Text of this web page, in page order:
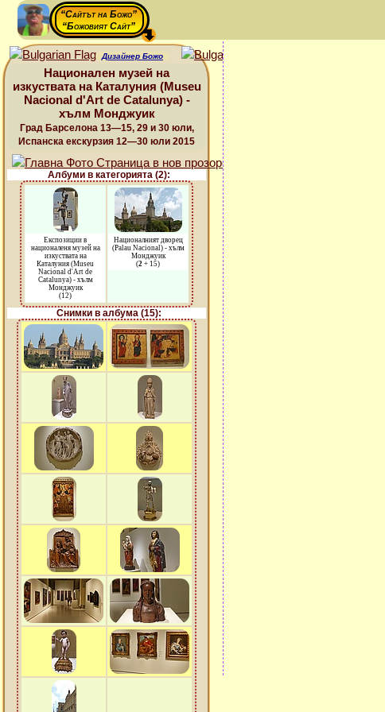
“Сайтът на Божо”
“Божовият Сайт”
Дизайнер Божо
Национален музей на
изкуствата на Каталуния (Museu
Nacional d'Art de Catalunya) -
хълм Монджуик
Град Барселона 13—15, 29 и 30 юли,
Испанска екскурзия 12—30 юли 2015
Албуми в категорията (2):
Експозиции в
националеня музей на
изкуствата на
Каталуния (Museu
Nacional d'Art de
Catalunya) - хълм
Монджуик
(12)
Националният дворец
(Palau Nacional) - хълм
Монджуик
(2 + 15)
Снимки в албума (15):